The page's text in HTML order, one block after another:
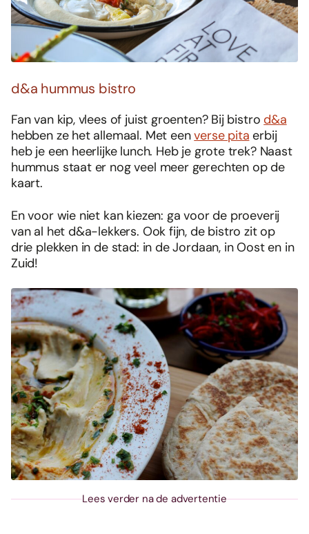
d&a hummus bistro
Fan van kip, vlees of juist groenten? Bij bistro d&a
hebben ze het allemaal. Met eenverse pita erbij
heb je een heerlijke lunch. Heb je grote trek? Naast
hummus staat er nog veel meer gerechten op de
kaart.
En voor wie niet kan kiezen: ga voor de proeverij
van al het d&a-lekkers. Ook fijn, de bistro zit op
drie plekken in de stad: in de Jordaan, in Oost en in
Zuid!
Lees verder na de advertentie